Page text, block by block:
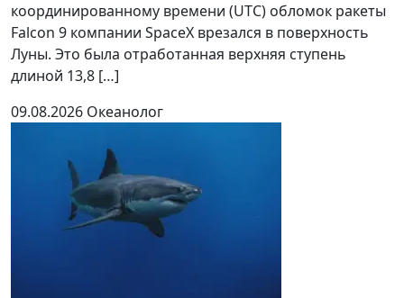
координированному времени (UTC) обломок ракеты
Falcon 9 компании SpaceX врезался в поверхность
Луны. Это была отработанная верхняя ступень
длиной 13,8 […]
09.08.2026 Океанолог